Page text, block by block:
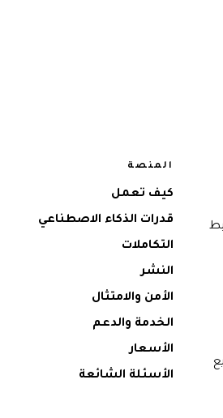
المنصة
كيف تعمل
قدرات الذكاء الاصطناعي
التكاملات
النشر
الأمن والامتثال
الخدمة والدعم
الأسعار
الأسئلة الشائعة